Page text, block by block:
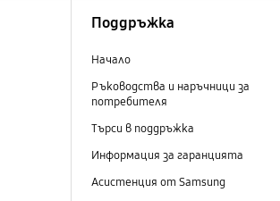
Поддръжка
Начало
Ръководства и наръчници за
потребителя
Търси в поддръжка
Информация за гаранцията
Асистенция от Samsung